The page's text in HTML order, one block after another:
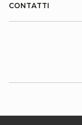
CONTATTI